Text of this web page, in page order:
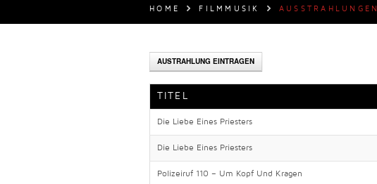
HOME FILMMUSIK AUSSTRAHLUNGEN
AUSTRAHLUNG EINTRAGEN
TITEL
Die Liebe Eines Priesters
Die Liebe Eines Priesters
Polizeiruf 110 – Um Kopf Und Kragen